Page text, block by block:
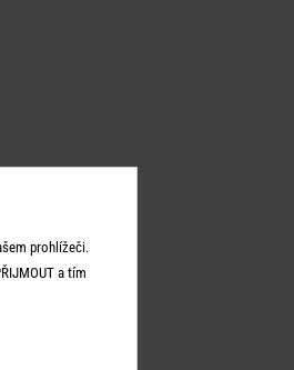
prohlížeči.
a tím